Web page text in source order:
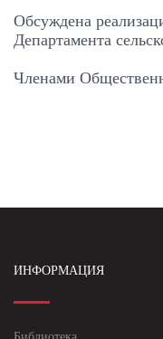
Обсуждена
Департамента
Членами
ИНФОРМАЦИЯ